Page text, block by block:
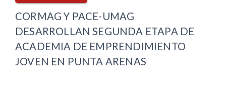
CORMAG Y PACE-UMAG
DESARROLLAN SEGUNDA ETAPA DE
ACADEMIA DE EMPRENDIMIENTO
JOVEN EN PUNTA ARENAS